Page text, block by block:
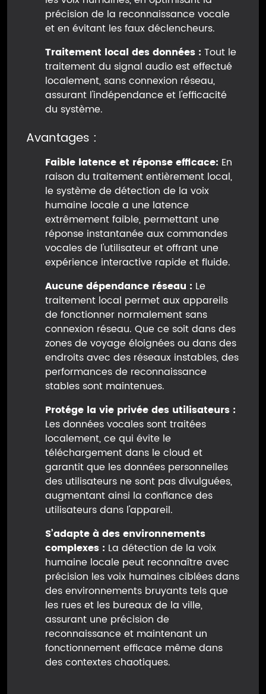
précision de la reconnaissance vocale
et en évitant les faux déclencheurs.
Traitement local des données : Tout le
traitement du signal audio est effectué
localement, sans connexion réseau,
assurant l'indépendance et l'efficacité
du système.
Avantages :
Faible latence et réponse efficace: En
raison du traitement entièrement local,
le système de détection de la voix
humaine locale a une latence
extrêmement faible, permettant une
réponse instantanée aux commandes
vocales de l'utilisateur et offrant une
expérience interactive rapide et fluide.
Aucune dépendance réseau : Le
traitement local permet aux appareils
de fonctionner normalement sans
connexion réseau. Que ce soit dans des
zones de voyage éloignées ou dans des
endroits avec des réseaux instables, des
performances de reconnaissance
stables sont maintenues.
Protége la vie privée des utilisateurs :
Les données vocales sont traitées
localement, ce qui évite le
téléchargement dans le cloud et
garantit que les données personnelles
des utilisateurs ne sont pas divulguées,
augmentant ainsi la confiance des
utilisateurs dans l'appareil.
S’adapte à des environnements
complexes : La détection de la voix
humaine locale peut reconnaître avec
précision les voix humaines ciblées dans
des environnements bruyants tels que
les rues et les bureaux de la ville,
assurant une précision de
reconnaissance et maintenant un
fonctionnement efficace même dans
des contextes chaotiques.